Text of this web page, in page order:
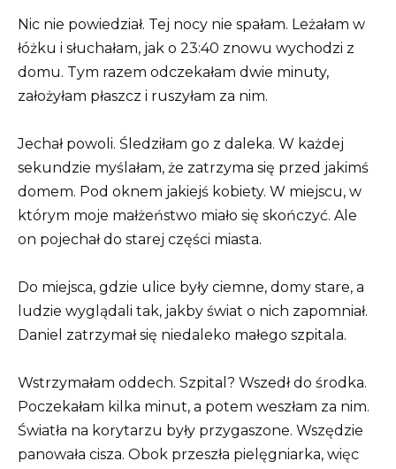
Nic nie powiedział. Tej nocy nie spałam. Leżałam w
łóżku i słuchałam, jak o 23:40 znowu wychodzi z
domu. Tym razem odczekałam dwie minuty,
założyłam płaszcz i ruszyłam za nim.
Jechał powoli. Śledziłam go z daleka. W każdej
sekundzie myślałam, że zatrzyma się przed jakimś
domem. Pod oknem jakiejś kobiety. W miejscu, w
którym moje małżeństwo miało się skończyć. Ale
on pojechał do starej części miasta.
Do miejsca, gdzie ulice były ciemne, domy stare, a
ludzie wyglądali tak, jakby świat o nich zapomniał.
Daniel zatrzymał się niedaleko małego szpitala.
Wstrzymałam oddech. Szpital? Wszedł do środka.
Poczekałam kilka minut, a potem weszłam za nim.
Światła na korytarzu były przygaszone. Wszędzie
panowała cisza. Obok przeszła pielęgniarka, więc